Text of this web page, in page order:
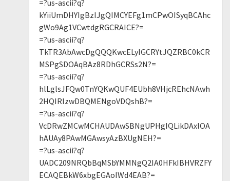
=?us-ascii?q?
kYiiUmDHYIgBzIJgQIMCYEFg1mCPwOISyqBCAhc
gWo9Ag1VCwtdgRGCRAICE?=
=?us-ascii?q?
TkTR3AbAwcDgQQQKwcELyIGCRYtJQZRBC0kCR
MSPgSDOAqBAz8RDhGCRSs2N?=
=?us-ascii?q?
hlLglsJFQw0TnYQKwQUF4EUbh8VHjcREhcNAwh
2HQIRIzwDBQMENgoVDQshB?=
=?us-ascii?q?
VcDRwZMCwMCHAUDAwSBNgUPHgIQLikDAxlOA
hAUAy8PAwMGAwsyAzBXUgNEH?=
=?us-ascii?q?
UADC209NRQbBqMSbYMMNgQ2IA0HFkIBHVRZFY
ECAQEBkW6xbgEGAoIWd4EAB?=